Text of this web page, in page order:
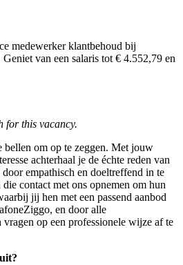
medewerker klantbehoud bij
van een salaris tot € 4.552,79 en
for this vacancy.
bellen om op te zeggen. Met jouw
achterhaal je de échte reden van
empathisch en doeltreffend in te
contact met ons opnemen om hun
jij hen met een passend aanbod
en door alle
op een professionele wijze af te